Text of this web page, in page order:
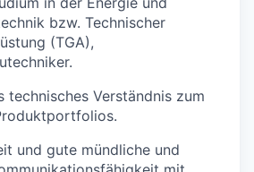
bzw. Technischer
(TGA),
technisches Verständnis zum
und gute mündliche und